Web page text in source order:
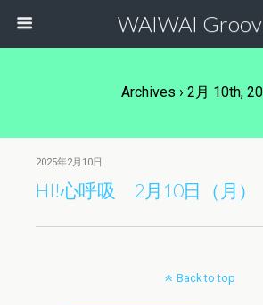
WAIWAI
Archives › 2月 10th,
2025年2月10日
HI!心呼吸 2月10日（月）
Back to top